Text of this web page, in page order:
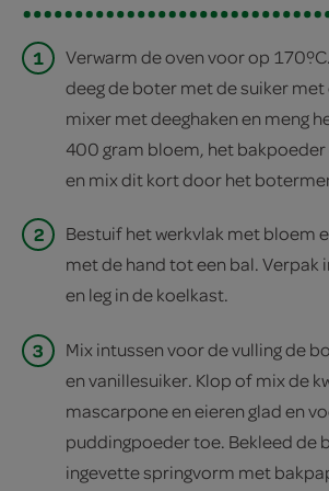
1
Verwarm de oven voor op
deeg de boter met de suiker
mixer met deeghaken en meng
400 gram bloem, het
en mix dit kort door het
2
Bestuif het werkvlak met bloem
met de hand tot een bal. Verpak
en leg in de koelkast.
3
Mix intussen voor de vulling de
en vanillesuiker. Klop of mix de
mascarpone en eieren glad en
puddingpoeder toe. Bekleed de
ingevette springvorm met